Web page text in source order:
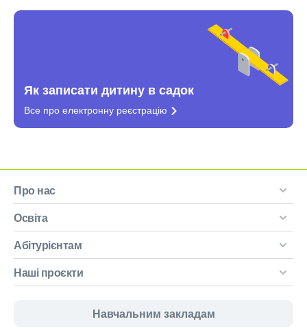
Як записати дитину в садок
Все про електронну реєстрацію
Про нас
Освіта
Абітурієнтам
Наші проєкти
Навчальним закладам